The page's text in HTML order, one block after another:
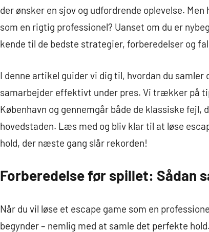
der ønsker en sjov og udfordrende oplevelse.
som en rigtig professionel? Uanset om du er
kende til de bedste strategier, forberedelser og
I denne artikel guider vi dig til, hvordan du
samarbejder effektivt under pres. Vi trækker på
København og gennemgår både de klassiske
hovedstaden. Læs med og bliv klar til at løse
hold, der næste gang slår rekorden!
Forberedelse før spillet: Sådan
Når du vil løse et escape game som en
begynder – nemlig med at samle det perfekte